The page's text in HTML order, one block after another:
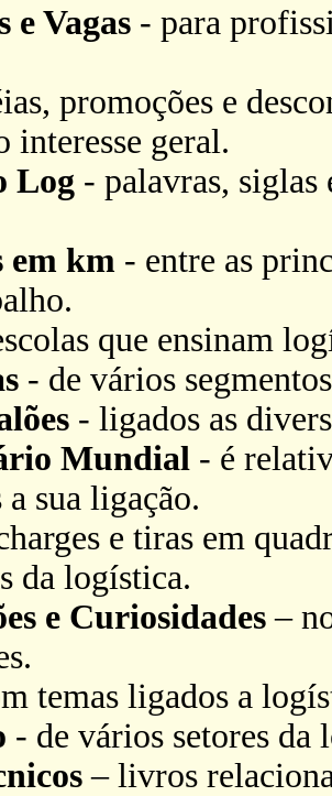
Vagas - para
promoções e
interesse geral.
Log - palavras, siglas
em km - entre as
que ensinam
- de vários
- ligados as
Mundial - é
sua ligação.
e tiras em
da logística.
e Curiosidades –
temas ligados a
- de vários setores da
– livros